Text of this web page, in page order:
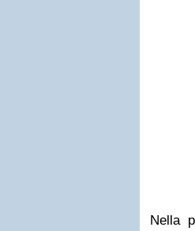
Nella